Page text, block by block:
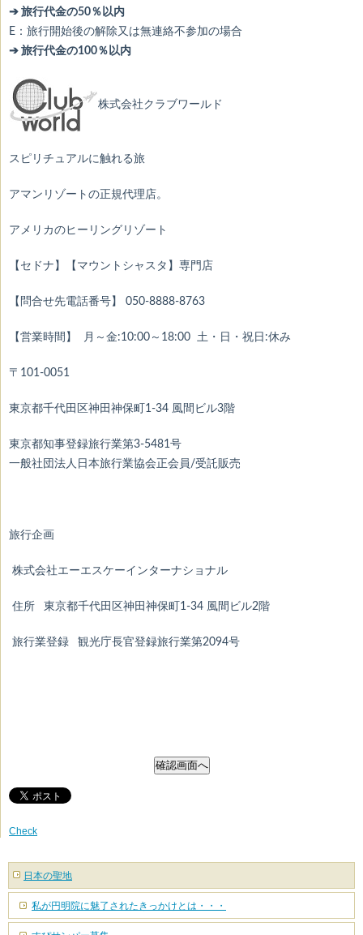
➔ 旅行代金の50％以内
E：旅行開始後の解除又は無連絡不参加の場合
➔ 旅行代金の100％以内
株式会社クラブワールド
スピリチュアルに触れる旅
アマンリゾートの正規代理店。
アメリカのヒーリングリゾート
【セドナ】【マウントシャスタ】専門店
【問合せ先電話番号】 050-8888-8763
【営業時間】 月～金:10:00～18:00 土・日・祝日:休み
〒101-0051
東京都千代田区神田神保町1-34 風間ビル3階
東京都知事登録旅行業第3-5481号
一般社団法人日本旅行業協会正会員/受託販売
旅行企画
株式会社エーエスケーインターナショナル
住所 東京都千代田区神田神保町1-34 風間ビル2階
旅行業登録 観光庁長官登録旅行業第2094号
Check
日本の聖地
私が円明院に魅了されたきっかけとは・・・